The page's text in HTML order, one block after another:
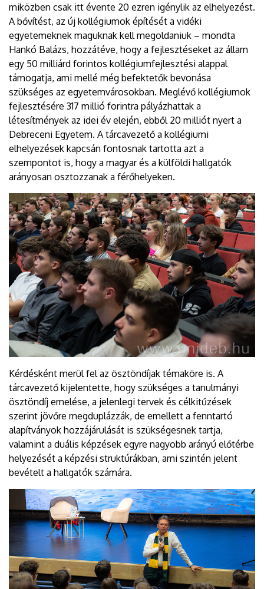
miközben csak itt évente 20 ezren igénylik az elhelyezést.
A bővítést, az új kollégiumok építését a vidéki
egyetemeknek maguknak kell megoldaniuk – mondta
Hankó Balázs, hozzátéve, hogy a fejlesztéseket az állam
egy 50 milliárd forintos kollégiumfejlesztési alappal
támogatja, ami mellé még befektetők bevonása
szükséges az egyetemvárosokban. Meglévő kollégiumok
fejlesztésére 317 millió forintra pályázhattak a
létesítmények az idei év elején, ebből 20 milliót nyert a
Debreceni Egyetem. A tárcavezető a kollégiumi
elhelyezések kapcsán fontosnak tartotta azt a
szempontot is, hogy a magyar és a külföldi hallgatók
arányosan osztozzanak a férőhelyeken.
Kérdésként merül fel az ösztöndíjak témaköre is. A
tárcavezető kijelentette, hogy szükséges a tanulmányi
ösztöndíj emelése, a jelenlegi tervek és célkitűzések
szerint jövőre megduplázzák, de emellett a fenntartó
alapítványok hozzájárulását is szükségesnek tartja,
valamint a duális képzések egyre nagyobb arányú előtérbe
helyezését a képzési struktúrákban, ami szintén jelent
bevételt a hallgatók számára.